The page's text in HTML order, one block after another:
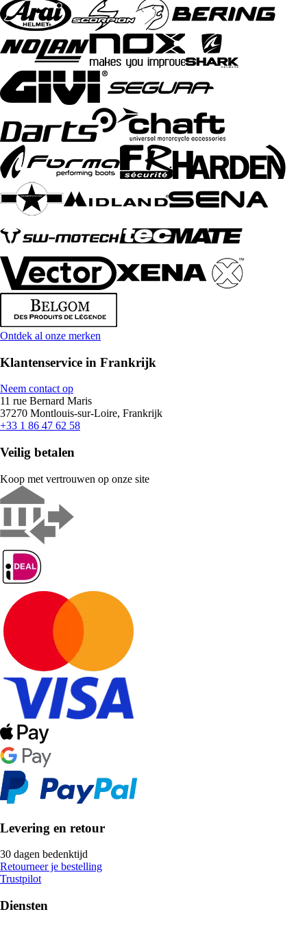
Ontdek al onze merken
Klantenservice in Frankrijk
Neem contact op
11 rue Bernard Maris
37270 Montlouis-sur-Loire, Frankrijk
+33 1 86 47 62 58
Veilig betalen
Koop met vertrouwen op onze site
Levering en retour
30 dagen bedenktijd
Retourneer je bestelling
Trustpilot
Diensten